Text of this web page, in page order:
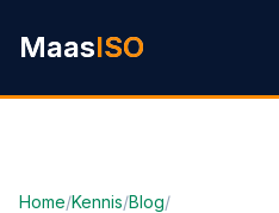
MaasISO
Home/Kennis/Blog/